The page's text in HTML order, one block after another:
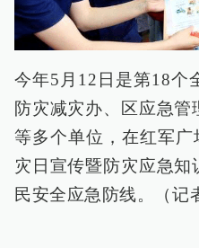
今年5月12日是第18个
防灾减灾办、区应急
等多个单位，在红军广
灾日宣传暨防灾应急
民安全应急防线。（记